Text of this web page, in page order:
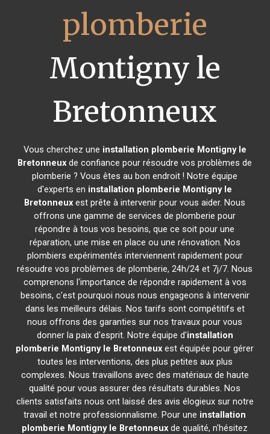
plomberie
Montigny le
Bretonneux
Vous cherchez une installation plomberie Montigny le
Bretonneux de confiance pour résoudre vos problèmes de
plomberie ? Vous êtes au bon endroit ! Notre équipe
d'experts en installation plomberie Montigny le
Bretonneux est prête à intervenir pour vous aider. Nous
offrons une gamme de services de plomberie pour
répondre à tous vos besoins, que ce soit pour une
réparation, une mise en place ou une rénovation. Nos
plombiers expérimentés interviennent rapidement pour
résoudre vos problèmes de plomberie, 24h/24 et 7j/7. Nous
comprenons l'importance de répondre rapidement à vos
besoins, c'est pourquoi nous nous engageons à intervenir
dans les meilleurs délais. Nos tarifs sont compétitifs et
nous offrons des garanties sur nos travaux pour vous
donner la paix d'esprit. Notre équipe d'installation
plomberie Montigny le Bretonneux est équipée pour gérer
toutes les interventions, des plus petites aux plus
complexes. Nous travaillons avec des matériaux de haute
qualité pour vous assurer des résultats durables. Nos
clients satisfaits nous ont laissé des avis élogieux sur notre
travail et notre professionnalisme. Pour une installation
plomberie Montigny le Bretonneux de qualité, n'hésitez